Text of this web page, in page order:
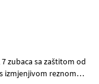
izmjenjivom reznom